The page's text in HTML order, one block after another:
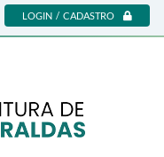
LOGIN / CADASTRO